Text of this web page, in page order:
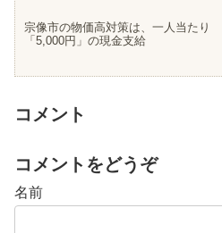
宗像市の物価高対策は、一人当たり
「5,000円」の現金支給
コメント
コメントをどうぞ
名前